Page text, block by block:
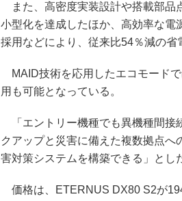
また、高密度実装設計や搭載部品
小型化を達成したほか、高効率な
採用などにより、従来比54％減の省
MAID技術を応用したエコモード
用も可能となっている。
「エントリー機種でも異機種間接
クアップと災害に備えた複数拠点へ
害対策システムを構築できる」とし
価格は、ETERNUS DX80 S2が